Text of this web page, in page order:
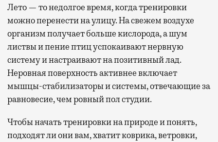
Лето — то недолгое время, когда тренировки
можно перенести на улицу. На свежем воздухе
организм получает больше кислорода, а шум
листвы и пение птиц успокаивают нервную
систему и настраивают на позитивный лад.
Неровная поверхность активнее включает
мышцы-стабилизаторы и системы, отвечающие за
равновесие, чем ровный пол студии.
Чтобы начать тренировки на природе и понять,
подходят ли они вам, хватит коврика, ветровки,